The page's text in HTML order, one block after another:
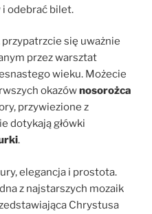
i odebrać bilet.
się uważnie
przez warsztat
wieku. Możecie
okazównosorożca
przywiezione z
dotykają główki
.
elegancja i prostota.
z najstarszych mozaik
Chrystusa